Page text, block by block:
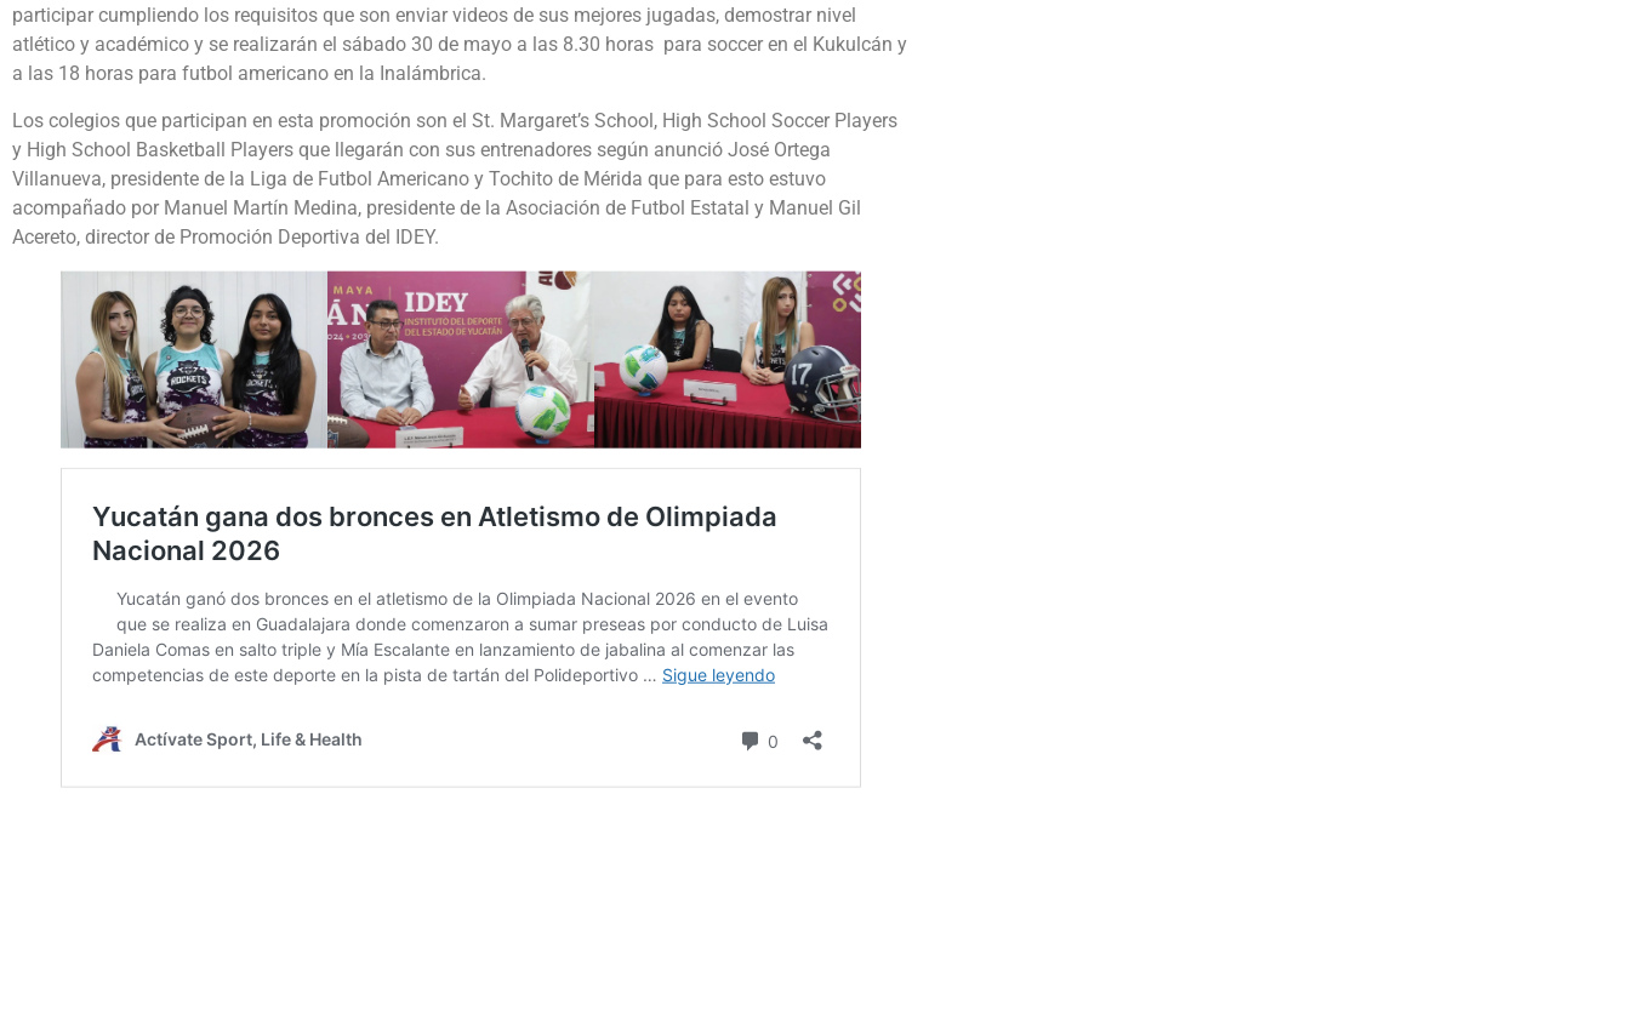
participar cumpliendo los requisitos que son enviar videos de sus mejores jugadas, demostrar nivel
atlético y académico y se realizarán el sábado 30 de mayo a las 8.30 horas para soccer en el Kukulcán y
a las 18 horas para futbol americano en la Inalámbrica.
Los colegios que participan en esta promoción son el St. Margaret’s School, High School Soccer Players
y High School Basketball Players que llegarán con sus entrenadores según anunció José Ortega
Villanueva, presidente de la Liga de Futbol Americano y Tochito de Mérida que para esto estuvo
acompañado por Manuel Martín Medina, presidente de la Asociación de Futbol Estatal y Manuel Gil
Acereto, director de Promoción Deportiva del IDEY.